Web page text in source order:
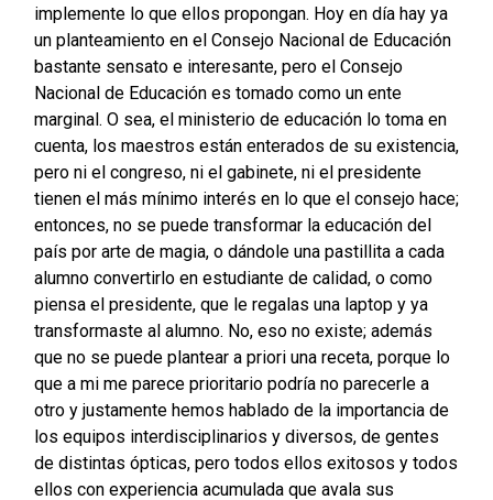
implemente lo que ellos propongan. Hoy en día hay ya
un planteamiento en el Consejo Nacional de Educación
bastante sensato e interesante, pero el Consejo
Nacional de Educación es tomado como un ente
marginal. O sea, el ministerio de educación lo toma en
cuenta, los maestros están enterados de su existencia,
pero ni el congreso, ni el gabinete, ni el presidente
tienen el más mínimo interés en lo que el consejo hace;
entonces, no se puede transformar la educación del
país por arte de magia, o dándole una pastillita a cada
alumno convertirlo en estudiante de calidad, o como
piensa el presidente, que le regalas una laptop y ya
transformaste al alumno. No, eso no existe; además
que no se puede plantear a priori una receta, porque lo
que a mi me parece prioritario podría no parecerle a
otro y justamente hemos hablado de la importancia de
los equipos interdisciplinarios y diversos, de gentes
de distintas ópticas, pero todos ellos exitosos y todos
ellos con experiencia acumulada que avala sus